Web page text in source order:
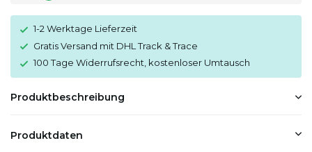
1-2 Werktage Lieferzeit
Gratis Versand mit DHL Track & Trace
100 Tage Widerrufsrecht, kostenloser Umtausch
Produktbeschreibung
Produktdaten